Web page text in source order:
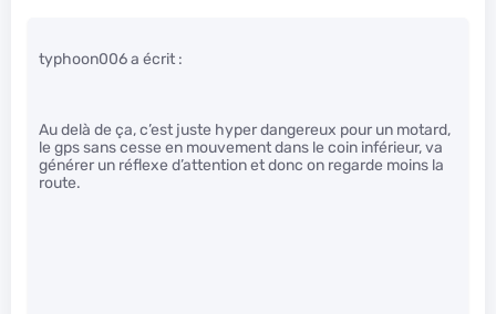
typhoon006 a écrit :
Au delà de ça, c’est juste hyper dangereux pour un motard,
le gps sans cesse en mouvement dans le coin inférieur, va
générer un réflexe d’attention et donc on regarde moins la
route.